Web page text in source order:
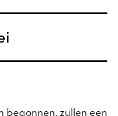
begonnen, zullen een